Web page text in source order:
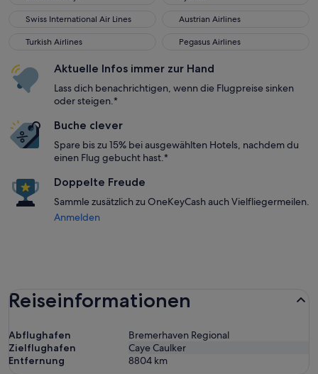
Swiss International Air Lines
Swiss International Air Lines Austrian Airlines
Austrian Airlines
Turkish Airlines
Turkish Airlines Pegasus Airlines
Pegasus Airlines
Aktuelle Infos immer zur Hand
Lass dich benachrichtigen, wenn die Flugpreise sinken
oder steigen.*
Buche clever
Spare bis zu 15% bei ausgewählten Hotels, nachdem du
einen Flug gebucht hast.*
Doppelte Freude
Sammle zusätzlich zu OneKeyCash auch Vielfliegermeilen.
Anmelden
Reiseinformationen
Abflughafen
Bremerhaven Regional
Zielflughafen
Caye Caulker
Entfernung
8804 km